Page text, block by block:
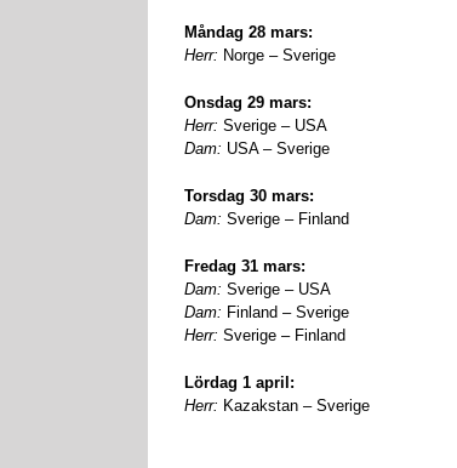
Måndag 28 mars:
Herr: Norge – Sverige
Onsdag 29 mars:
Herr: Sverige – USA
Dam: USA – Sverige
Torsdag 30 mars:
Dam: Sverige – Finland
Fredag 31 mars:
Dam: Sverige – USA
Dam: Finland – Sverige
Herr: Sverige – Finland
Lördag 1 april:
Herr: Kazakstan – Sverige